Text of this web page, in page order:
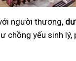
người thương,
chồng yếu sinh lý,